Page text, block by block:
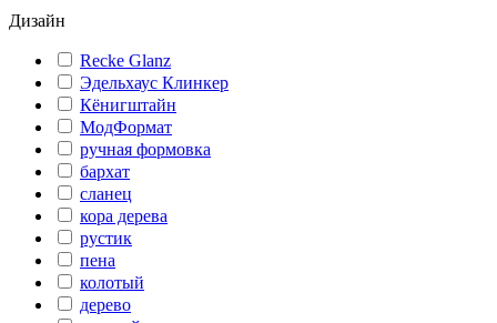
Дизайн
Recke Glanz
Эдельхаус Клинкер
Кёнигштайн
МодФормат
ручная формовка
бархат
сланец
кора дерева
рустик
пена
колотый
дерево